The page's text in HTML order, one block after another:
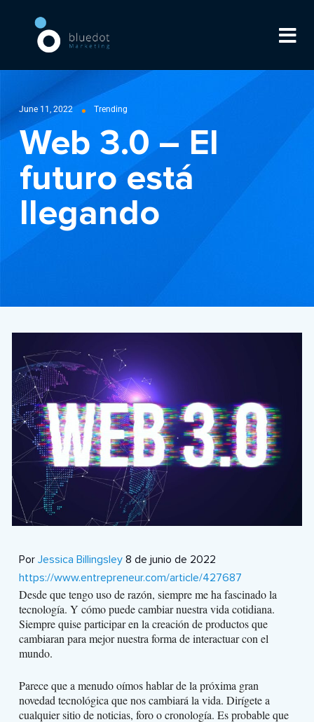
June 11, 2022 Trending
Web 3.0 – El
futuro está
llegando
Por Jessica Billingsley 8 de junio de 2022
https://www.entrepreneur.com/article/427687
Desde que tengo uso de razón, siempre me ha fascinado la
tecnología. Y cómo puede cambiar nuestra vida cotidiana.
Siempre quise participar en la creación de productos que
cambiaran para mejor nuestra forma de interactuar con el
mundo.
Parece que a menudo oímos hablar de la próxima gran
novedad tecnológica que nos cambiará la vida. Dirígete a
cualquier sitio de noticias, foro o cronología. Es probable que